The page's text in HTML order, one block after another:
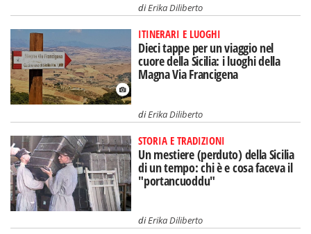
diErika Diliberto
ITINERARI E LUOGHI
Dieci tappe per un viaggio nel
cuore della Sicilia: i luoghi della
Magna Via Francigena
diErika Diliberto
STORIA E TRADIZIONI
Un mestiere (perduto) della Sicilia
di un tempo: chi è e cosa faceva il
"portancuoddu"
diErika Diliberto